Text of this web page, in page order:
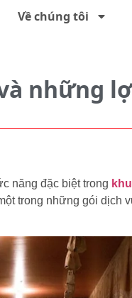
Về chúng tôi
những
năng đặc biệt trong
trong những gói dịch